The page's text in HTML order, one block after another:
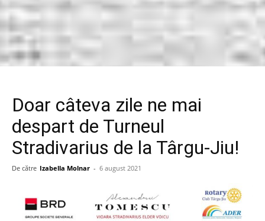
Doar câteva zile ne mai
despart de Turneul
Stradivarius de la Târgu-Jiu!
De către Izabella Molnar - 6 august 2021